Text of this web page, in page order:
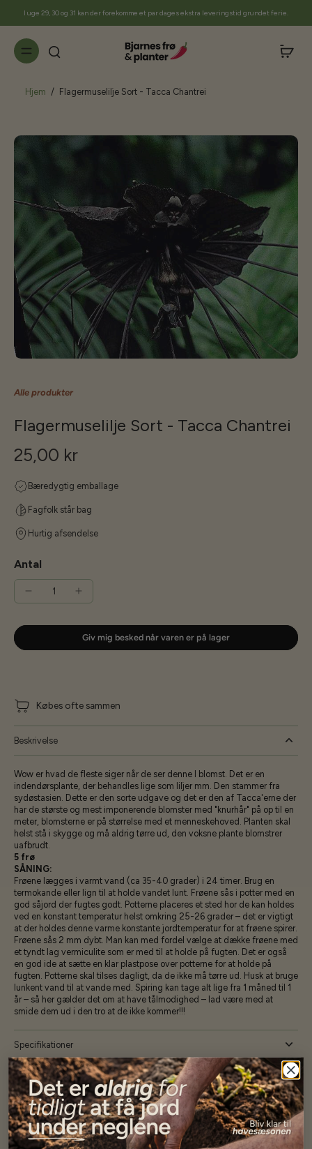
I uge 29, 30 og 31 kan der forekomme et par dages ekstra leveringstid grundet ferie.
Hjem / Flagermuselilje Sort - Tacca Chantrei
Alle produkter
Flagermuselilje Sort - Tacca Chantrei
25,00 kr
Bæredygtig emballage
Fagfolk står bag
Hurtig afsendelse
Antal
Giv mig besked når varen er på lager
Købes ofte sammen
Beskrivelse
Wow er hvad de fleste siger når de ser denne I blomst. Det er en
indendørsplante, der behandles lige som liljer mm. Den stammer fra
sydøstasien. Dette er den sorte udgave og det er den af Tacca'erne der
har de største og mest imponerende blomster med "knurhår" på op til en
meter, blomsterne er på størrelse med et menneskehoved. Planten skal
helst stå i skygge og må aldrig tørre ud, den voksne plante blomstrer
uafbrudt.
5 frø
SÅNING:
Frøene lægges i varmt vand (ca 35-40 grader) i 24 timer. Brug en
termokande eller lign til at holde vandet lunt. Frøene sås i potter med en
god såjord der fugtes godt. Potterne placeres et sted hor de kan holdes
ved en konstant temperatur helst omkring 25-26 grader – det er vigtigt
at der holdes denne varme konstante jordtemperatur for at frøene spirer.
Frøene sås 2 mm dybt. Man kan med fordel vælge at dække frøene med
et tyndt lag vermiculite som er med til at holde på fugten. Det er også
en god ide at sætte en klar plastpose over potterne for at holde på
fugten. Potterne skal tilses dagligt, da de ikke må tørre ud. Husk at bruge
lunkent vand til at vande med. Spiring kan tage alt lige fra 1 måned til 1
år – så her gælder det om at have tålmodighed – lad være med at
smide dem ud i den tro at de ikke kommer!!!
Specifikationer
Se mere af Alle produkter
Vores kundersiger...